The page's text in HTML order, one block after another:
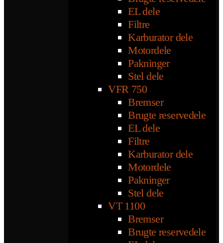
EL dele
Filtre
Karburator dele
Motordele
Pakninger
Stel dele
VFR 750
Bremser
Brugte reservedele
EL dele
Filtre
Karburator dele
Motordele
Pakninger
Stel dele
VT 1100
Bremser
Brugte reservedele